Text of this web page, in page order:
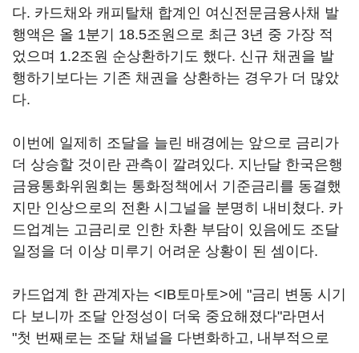
다. 카드채와 캐피탈채 합계인 여신전문금융사채 발
행액은 올 1분기 18.5조원으로 최근 3년 중 가장 적
었으며 1.2조원 순상환하기도 했다. 신규 채권을 발
행하기보다는 기존 채권을 상환하는 경우가 더 많았
다.
이번에 일제히 조달을 늘린 배경에는 앞으로 금리가
더 상승할 것이란 관측이 깔려있다. 지난달 한국은행
금융통화위원회는 통화정책에서 기준금리를 동결했
지만 인상으로의 전환 시그널을 분명히 내비쳤다. 카
드업계는 고금리로 인한 차환 부담이 있음에도 조달
일정을 더 이상 미루기 어려운 상황이 된 셈이다.
카드업계 한 관계자는 <IB토마토>에 "금리 변동 시기
다 보니까 조달 안정성이 더욱 중요해졌다"라면서
"첫 번째로는 조달 채널을 다변화하고, 내부적으로